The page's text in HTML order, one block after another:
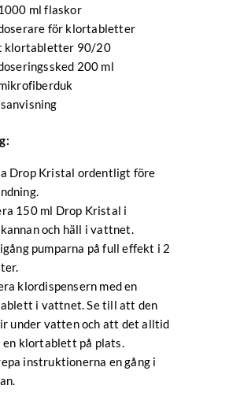
ml flaskor
för klortabletter
klortabletter 90/20
200 ml
Drop Kristal ordentligt före
150 ml Drop Kristal i
och häll i vattnet.
pumparna på full effekt i 2
klordispensern med en
i vattnet. Se till att den
under vatten och att det alltid
en klortablett på plats.
instruktionerna en gång i